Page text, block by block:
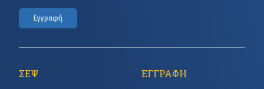
Εγγραφή
ΣΕΨ ΕΓΓΡΑΦΗ